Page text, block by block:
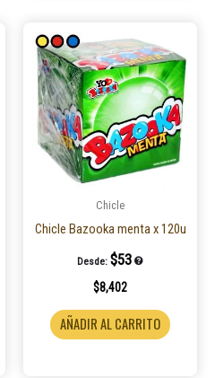
Chicle
Chicle Bazooka menta x 120u
Desde: $53
$8,402
AÑADIR AL CARRITO